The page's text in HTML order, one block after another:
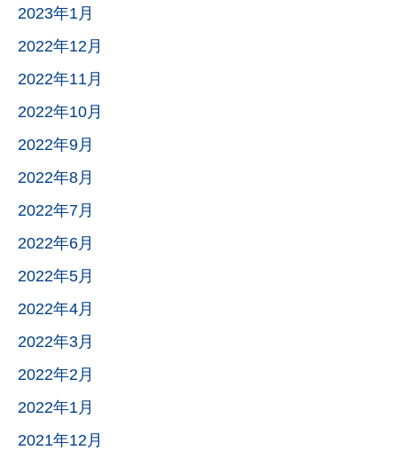
2023年1月
2022年12月
2022年11月
2022年10月
2022年9月
2022年8月
2022年7月
2022年6月
2022年5月
2022年4月
2022年3月
2022年2月
2022年1月
2021年12月